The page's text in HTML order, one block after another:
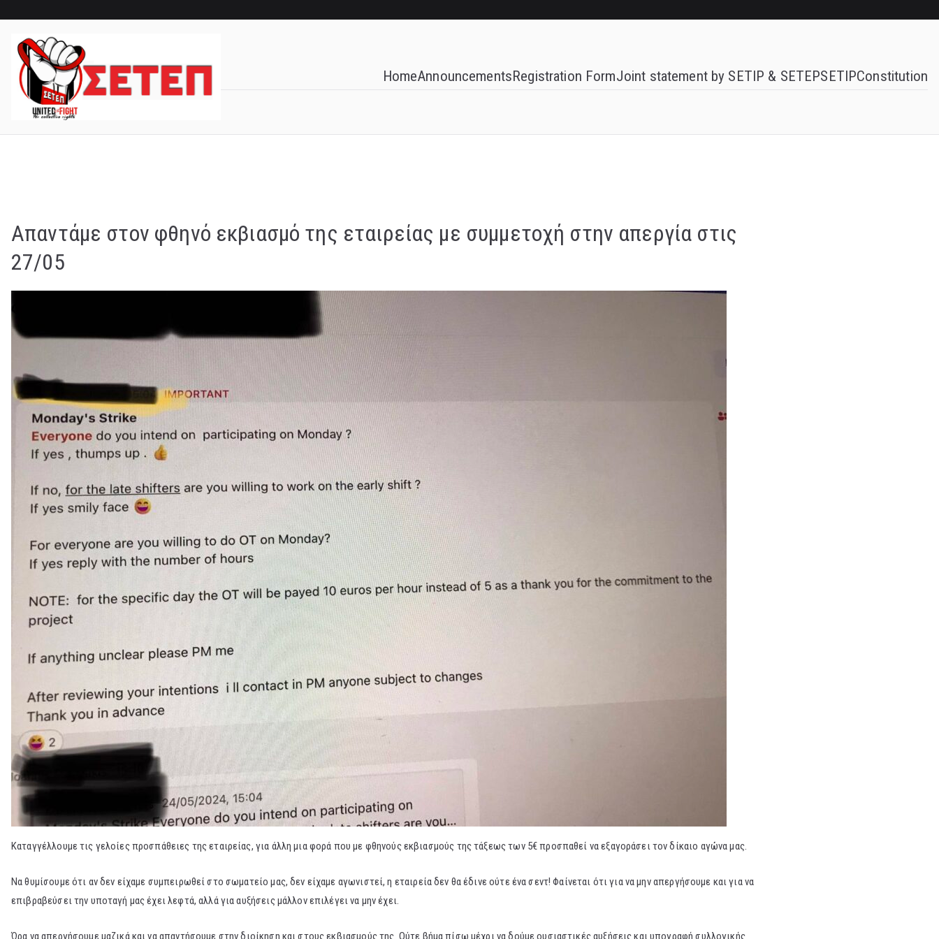
content
HomeAnnouncementsRegistration FormJoint statement by SETIP & SETEPSETIPConstitution
Απαντάμε στον φθηνό εκβιασμό της εταιρείας με συμμετοχή στην απεργία στις
27/05
Καταγγέλλουμε τις γελοίες προσπάθειες της εταιρείας, για άλλη μια φορά που με φθηνούς εκβιασμούς της τάξεως των 5€ προσπαθεί να εξαγοράσει τον δίκαιο αγώνα μας.
Να θυμίσουμε ότι αν δεν είχαμε συμπειρωθεί στο σωματείο μας, δεν είχαμε αγωνιστεί, η εταιρεία δεν θα έδινε ούτε ένα σεντ! Φαίνεται ότι για να μην απεργήσουμε και για να
επιβραβεύσει την υποταγή μας έχει λεφτά, αλλά για αυξήσεις μάλλον επιλέγει να μην έχει.
Ώρα να απεργήσουμε μαζικά και να απαντήσουμε στην διοίκηση και στους εκβιασμούς της. Ούτε βήμα πίσω μέχρι να δούμε ουσιαστικές αυξήσεις και υπογραφή συλλογικής